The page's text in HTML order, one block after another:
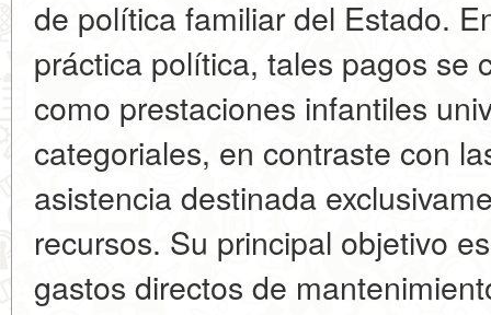
de política familiar del Estado.
práctica política, tales pagos se
como prestaciones infantiles
categoriales, en contraste con
asistencia destinada
recursos. Su principal objetivo
gastos directos de